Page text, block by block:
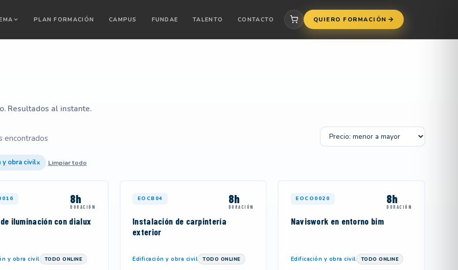
PLAN FORMACIÓN CAMPUS FUNDAE TALENTO CONTACTO QUIERO FORMACIÓN
Resultados al instante.
encontrados
Ordenar por
y obra civil× Limpiar todo
8h
DURACIÓN
iluminación con dialux
y obra civil TODO ONLINE
EOCB04 8h
DURACIÓN
Instalación de carpintería
exterior
Edificación y obra civil TODO ONLINE
EOCO0020 8h
DURACIÓN
Naviswork en entorno bim
Edificación y obra civil TODO ONLINE